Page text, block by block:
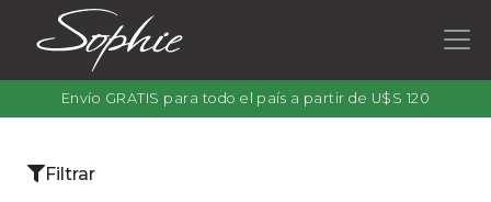
Envío GRATIS para todo el país a partir de U$S 120
×
Filtrar